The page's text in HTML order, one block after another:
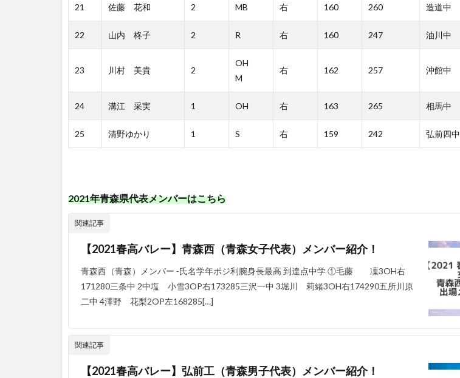
21 佐藤 花和 2 MB 右 160 260 造道中
22 山内 柊子 2 R 右 160 247 油川中
23 川村 美貴 2
OH
M
右 162 257 沖館中
24 溝江 采実 1 OH 右 163 265 相馬中
25 清野ゆかり 1 S 右 159 242 弘前四中
2021年青森県代表メンバーはこちら
関連記事
【2021春高バレー】青森西（青森女子代表）メンバー紹介！
青森西（青森）メンバー -氏名学年ポジ利腕身長最高 到達点中学 ①毛藤 凜3OH右
171280三条中 2中塩 小雪3OP右173285三沢一中 3堀川 莉緒3OH右174290五所川原
二中 4澤野 花梨2OP左168285[…]
関連記事
【2021春高バレー】弘前工（青森男子代表）メンバー紹介！